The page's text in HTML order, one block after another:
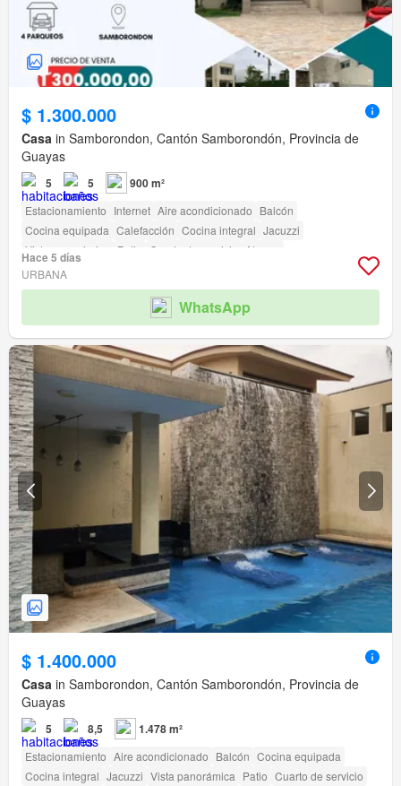
$ 1.300.000
Casa in Samborondon, Cantón Samborondón, Provincia de
Guayas
5 5 900 m²
Estacionamiento Internet Aire acondicionado Balcón
Cocina equipada Calefacción Cocina integral Jacuzzi
Vista panorámica
Patio Cuarto de servicio
Alarma
Armario empotrado
Sin amoblar Seguridad Piscina Área para niños Ascensor Sauna
Garita de guardianía
Hace 5 días
URBANA
WhatsApp
$ 1.400.000
Casa in Samborondon, Cantón Samborondón, Provincia de
Guayas
5 8,5 1.478 m²
Estacionamiento Aire acondicionado Balcón Cocina equipada
Cocina integral Jacuzzi Vista panorámica Patio Cuarto de servicio